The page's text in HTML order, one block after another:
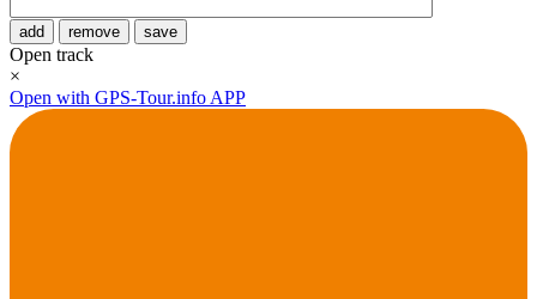
add remove save
Open track
×
Open with GPS-Tour.info APP